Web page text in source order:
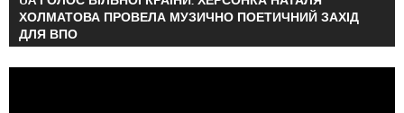
ХОЛМАТОВА ПРОВЕЛА МУЗИЧНО ПОЕТИЧНИЙ ЗАХІД
ДЛЯ ВПО